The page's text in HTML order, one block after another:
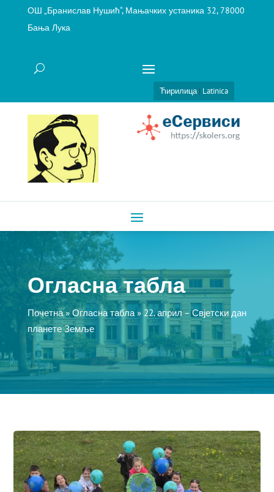
ОШ „Бранислав Нушић“, Мањачких устаника 32, 78000
Бања Лука
Ћирилица| Latinica
Огласна табла
Почетна»Огласна табла» 22. април – Свјетски дан
планете Земље